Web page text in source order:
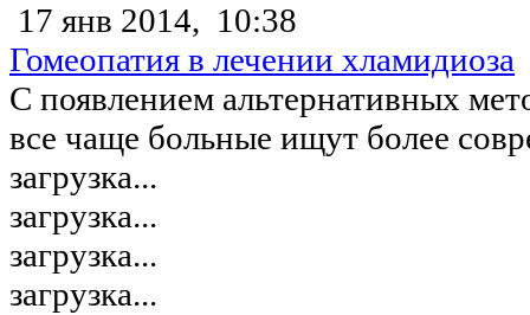
17 янв 2014, 10:38
Гомеопатия в лечении хламидиоза
С появлением альтернативных
все чаще больные ищут более
загрузка...
загрузка...
загрузка...
загрузка...